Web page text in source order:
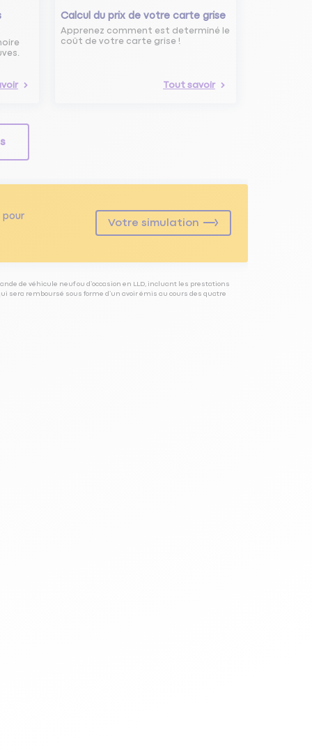
Calcul du prix de votre carte grise
Apprenez comment est determiné le
coût de votre carte grise !
Tout savoir
pour
Votre simulation
de véhicule neuf ou d’occasion en LLD, incluant les prestations
sera remboursé sous forme d’un avoir émis au cours des quatre